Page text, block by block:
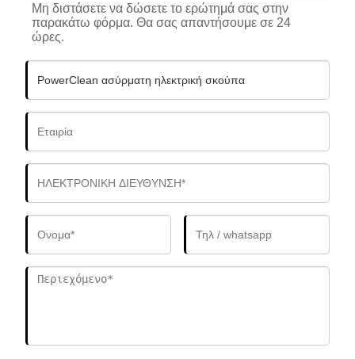
Μη διστάσετε να δώσετε το ερώτημά σας στην
παρακάτω φόρμα. Θα σας απαντήσουμε σε 24
ώρες.